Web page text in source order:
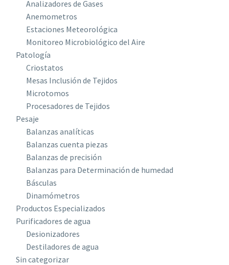
Analizadores de Gases
Anemometros
Estaciones Meteorológica
Monitoreo Microbiológico del Aire
Patología
Criostatos
Mesas Inclusión de Tejidos
Microtomos
Procesadores de Tejidos
Pesaje
Balanzas analíticas
Balanzas cuenta piezas
Balanzas de precisión
Balanzas para Determinación de humedad
Básculas
Dinamómetros
Productos Especializados
Purificadores de agua
Desionizadores
Destiladores de agua
Sin categorizar